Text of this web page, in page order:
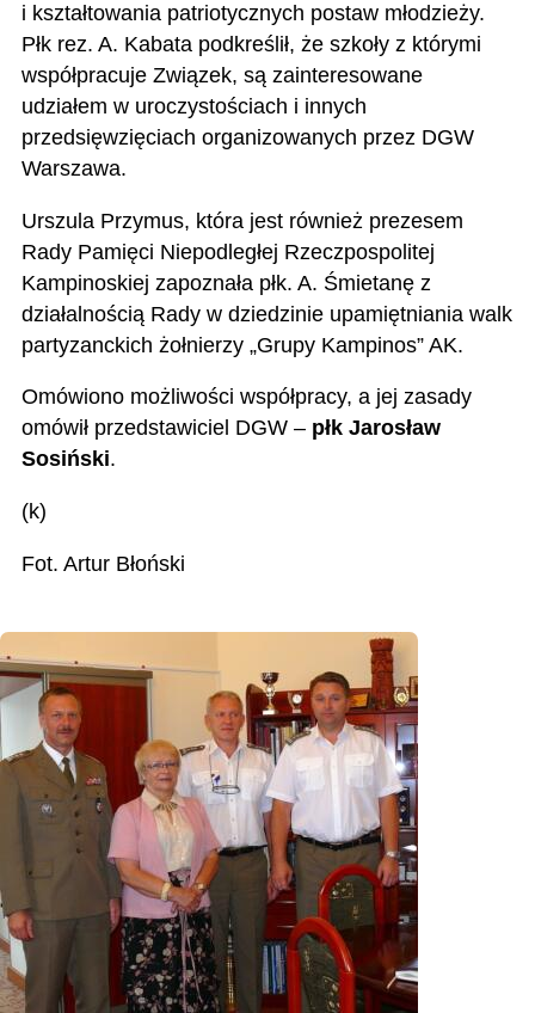
i kształtowania patriotycznych postaw młodzieży.
Płk rez. A. Kabata podkreślił, że szkoły z którymi
współpracuje Związek, są zainteresowane
udziałem w uroczystościach i innych
przedsięwzięciach organizowanych przez DGW
Warszawa.
Urszula Przymus, która jest również prezesem
Rady Pamięci Niepodległej Rzeczpospolitej
Kampinoskiej zapoznała płk. A. Śmietanę z
działalnością Rady w dziedzinie upamiętniania walk
partyzanckich żołnierzy „Grupy Kampinos” AK.
Omówiono możliwości współpracy, a jej zasady
omówił przedstawiciel DGW – płk Jarosław
Sosiński.
(k)
Fot. Artur Błoński